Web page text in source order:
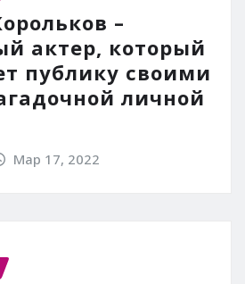
–
актер, который
публику своими
личной
Мар 17, 2022